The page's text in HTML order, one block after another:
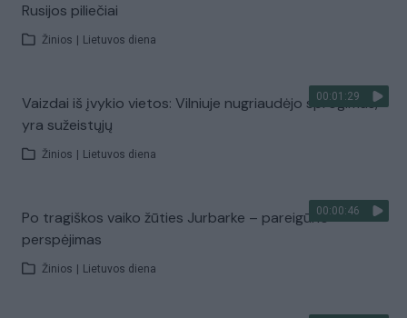
Rusijos piliečiai
Žinios Lietuvos diena
00:01:29
Vaizdai iš įvykio vietos: Vilniuje nugriaudėjo sprogimas,
yra sužeistųjų
Žinios Lietuvos diena
00:00:46
Po tragiškos vaiko žūties Jurbarke – pareigūno
perspėjimas
Žinios Lietuvos diena